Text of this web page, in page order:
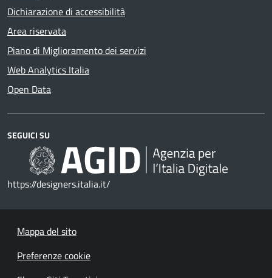
Dichiarazione di accessibilità
Area riservata
Piano di Miglioramento dei servizi
Web Analytics Italia
Open Data
SEGUICI SU
https://designers.italia.it/
Mappa del sito
Preferenze cookie